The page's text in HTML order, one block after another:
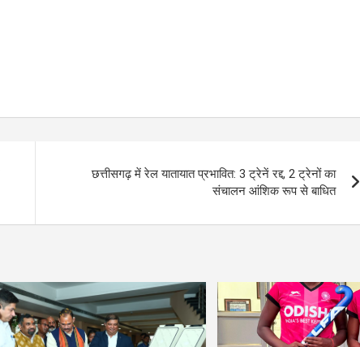
छत्तीसगढ़ में रेल यातायात प्रभावित: 3 ट्रेनें रद्द, 2 ट्रेनों का
संचालन आंशिक रूप से बाधित